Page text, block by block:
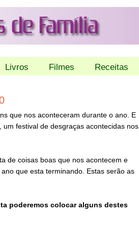
Livros Filmes Receitas
que nos aconteceram durante o ano. E
festival de desgraças acontecidas nos
de coisas boas que nos acontecem e
que esta terminando. Estas serão as
poderemos colocar alguns destes